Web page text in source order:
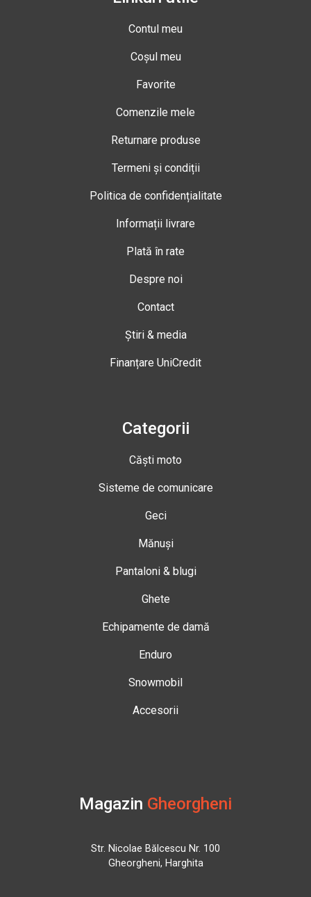
Contul meu
Coșul meu
Favorite
Comenzile mele
Returnare produse
Termeni și condiții
Politica de confidențialitate
Informații livrare
Plată în rate
Despre noi
Contact
Știri & media
Finanțare UniCredit
Categorii
Căști moto
Sisteme de comunicare
Geci
Mănuși
Pantaloni & blugi
Ghete
Echipamente de damă
Enduro
Snowmobil
Accesorii
Magazin Gheorgheni
Str. Nicolae Bălcescu Nr. 100
Gheorgheni, Harghita